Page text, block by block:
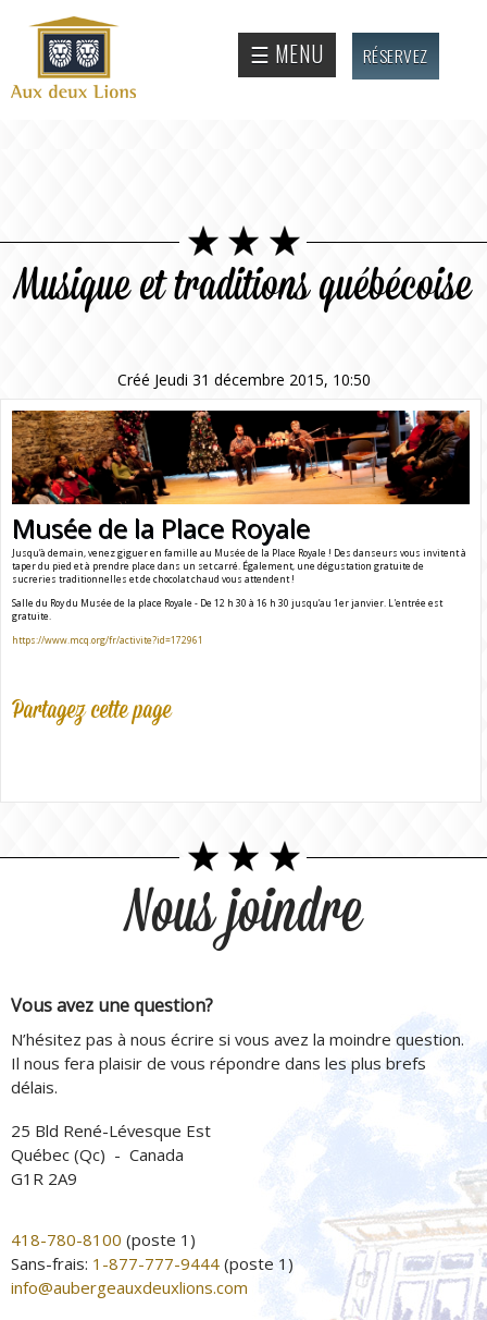
Site
officiel
de
☰ MENU RÉSERVEZ
Musique et traditions québécoise
Créé Jeudi 31 décembre 2015, 10:50
Musée de la Place Royale
Jusqu’à demain, venez giguer en famille au Musée de la Place Royale ! Des danseurs vous invitent à
taper du pied et à prendre place dans un set carré. Également, une dégustation gratuite de
sucreries traditionnelles et de chocolat chaud vous attendent !
Salle du Roy du Musée de la place Royale - De 12 h 30 à 16 h 30 jusqu’au 1er janvier. L'entrée est
gratuite.
https://www.mcq.org/fr/activite?id=172961
Partagez cette page
Nous joindre
Vous avez une question?
N’hésitez pas à nous écrire si vous avez la moindre question.
Il nous fera plaisir de vous répondre dans les plus brefs
délais.
25 Bld René-Lévesque Est
Québec (Qc) - Canada
G1R 2A9
418-780-8100 (poste 1)
Sans-frais: 1-877-777-9444 (poste 1)
info@aubergeauxdeuxlions.com